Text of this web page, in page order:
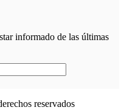
informado de las últimas
reservados